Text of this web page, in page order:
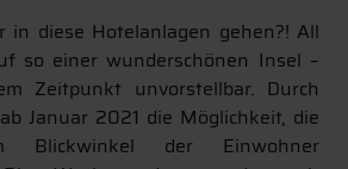
diese Hotelanlagen gehen?! All
so einer wunderschönen Insel –
Zeitpunkt unvorstellbar. Durch
Januar 2021 die Möglichkeit, die
der Einwohner